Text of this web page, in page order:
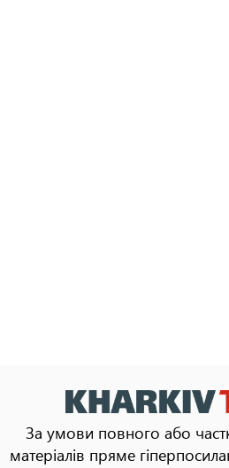
За умови повного або
матеріалів пряме